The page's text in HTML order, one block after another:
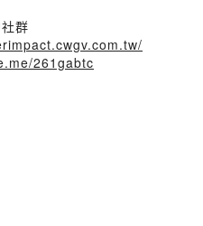
群
261gabtc